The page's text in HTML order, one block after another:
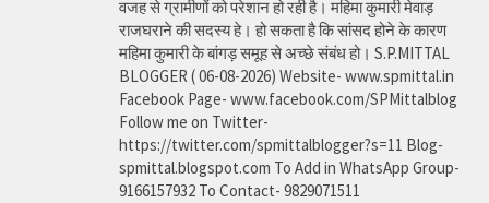
वजह से ग्रामीणों को परेशान हो रही है। महिमा कुमारी मेवाड़
राजघराने की सदस्य हे। हो सकता है कि सांसद होने के कारण
महिमा कुमारी के बांगड़ समूह से अच्छे संबंध हो। S.P.MITTAL
BLOGGER ( 06-08-2026) Website- www.spmittal.in
Facebook Page- www.facebook.com/SPMittalblog
Follow me on Twitter-
https://twitter.com/spmittalblogger?s=11 Blog-
spmittal.blogspot.com To Add in WhatsApp Group-
9166157932 To Contact- 9829071511